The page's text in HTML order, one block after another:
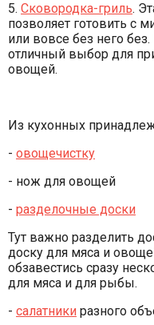
5. Сковородка-гриль.
позволяет готовить с
или вовсе без него
отличный выбор для
овощей.
Из кухонных
- овощечистку
- нож для овощей
- разделочные доски
Тут важно разделить
доску для мяса и
обзавестись сразу
для мяса и для рыбы.
- салатники разного